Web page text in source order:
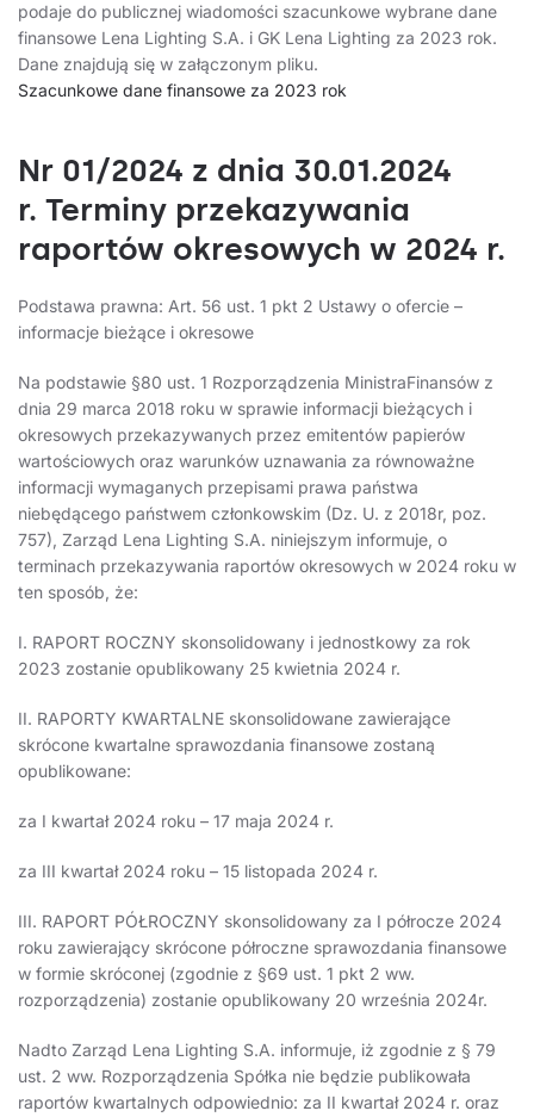
podaje do publicznej wiadomości szacunkowe wybrane dane
finansowe Lena Lighting S.A. i GK Lena Lighting za 2023 rok.
Dane znajdują się w załączonym pliku.
Szacunkowe dane finansowe za 2023 rok
Nr 01/2024 z dnia 30.01.2024
r. Terminy przekazywania
raportów okresowych w 2024 r.
Podstawa prawna: Art. 56 ust. 1 pkt 2 Ustawy o ofercie –
informacje bieżące i okresowe
Na podstawie §80 ust. 1 Rozporządzenia MinistraFinansów z
dnia 29 marca 2018 roku w sprawie informacji bieżących i
okresowych przekazywanych przez emitentów papierów
wartościowych oraz warunków uznawania za równoważne
informacji wymaganych przepisami prawa państwa
niebędącego państwem członkowskim (Dz. U. z 2018r, poz.
757), Zarząd Lena Lighting S.A. niniejszym informuje, o
terminach przekazywania raportów okresowych w 2024 roku w
ten sposób, że:
I. RAPORT ROCZNY skonsolidowany i jednostkowy za rok
2023 zostanie opublikowany 25 kwietnia 2024 r.
II. RAPORTY KWARTALNE skonsolidowane zawierające
skrócone kwartalne sprawozdania finansowe zostaną
opublikowane:
za I kwartał 2024 roku – 17 maja 2024 r.
za III kwartał 2024 roku – 15 listopada 2024 r.
III. RAPORT PÓŁROCZNY skonsolidowany za I półrocze 2024
roku zawierający skrócone półroczne sprawozdania finansowe
w formie skróconej (zgodnie z §69 ust. 1 pkt 2 ww.
rozporządzenia) zostanie opublikowany 20 września 2024r.
Nadto Zarząd Lena Lighting S.A. informuje, iż zgodnie z § 79
ust. 2 ww. Rozporządzenia Spółka nie będzie publikowała
raportów kwartalnych odpowiednio: za II kwartał 2024 r. oraz